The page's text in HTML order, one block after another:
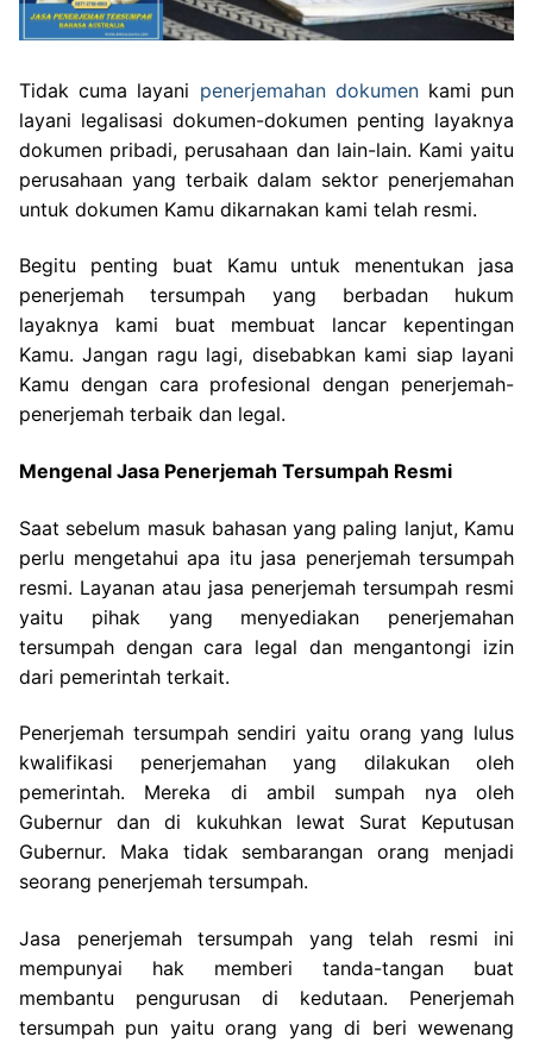
Tidak cuma layani penerjemahan dokumenkami pun
layani legalisasi dokumen-dokumen penting layaknya
dokumen pribadi, perusahaan dan lain-lain. Kami yaitu
perusahaan yang terbaik dalam sektor penerjemahan
untuk dokumen Kamu dikarnakan kami telah resmi.
Begitu penting buat Kamu untuk menentukan jasa
penerjemah tersumpah yang berbadan hukum
layaknya kami buat membuat lancar kepentingan
Kamu. Jangan ragu lagi, disebabkan kami siap layani
Kamu dengan cara profesional dengan penerjemah-
penerjemah terbaik dan legal.
Mengenal Jasa Penerjemah Tersumpah Resmi
Saat sebelum masuk bahasan yang paling lanjut, Kamu
perlu mengetahui apa itu jasa penerjemah tersumpah
resmi. Layanan atau jasa penerjemah tersumpah resmi
yaitu pihak yang menyediakan penerjemahan
tersumpah dengan cara legal dan mengantongi izin
dari pemerintah terkait.
Penerjemah tersumpah sendiri yaitu orang yang lulus
kwalifikasi penerjemahan yang dilakukan oleh
pemerintah. Mereka di ambil sumpah nya oleh
Gubernur dan di kukuhkan lewat Surat Keputusan
Gubernur. Maka tidak sembarangan orang menjadi
seorang penerjemah tersumpah.
Jasa penerjemah tersumpah yang telah resmi ini
mempunyai hak memberi tanda-tangan buat
membantu pengurusan di kedutaan. Penerjemah
tersumpah pun yaitu orang yang di beri wewenang